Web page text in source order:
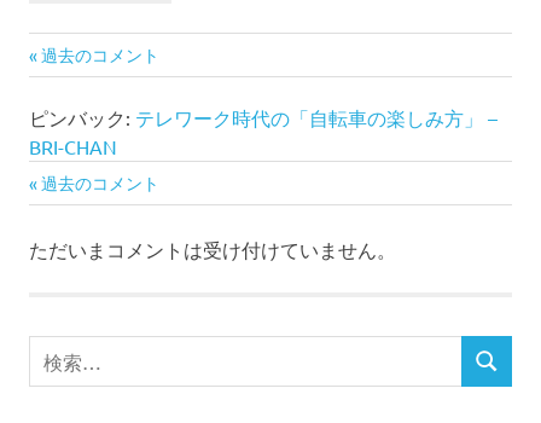
ー
シ
ョ
ン
コ
メ
ン
ト
ナ
ゲ
過去のコメント
ピンバック: テレワーク時代の「自転車の楽しみ方」 –
BRI-CHAN
コ
メ
ト
ナ
過去のコメント
ただいまコメントは受け付けていません。
検
索
検